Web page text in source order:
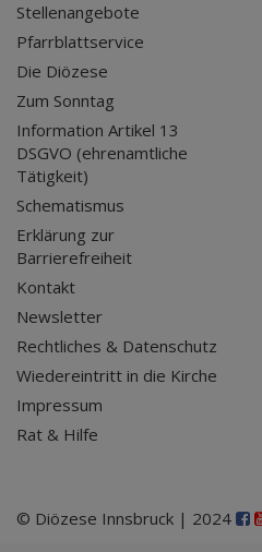
Stellenangebote
Pfarrblattservice
Die Diözese
Zum Sonntag
Information Artikel 13
DSGVO (ehrenamtliche
Tätigkeit)
Schematismus
Erklärung zur
Barrierefreiheit
Kontakt
Newsletter
Rechtliches & Datenschutz
Wiedereintritt in die Kirche
Impressum
Rat & Hilfe
© Diözese Innsbruck | 2024